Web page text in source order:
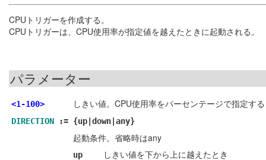
CPUトリガーを作成する。
CPUトリガーは、CPU使用率が指定値を越えたときに起動される。
パラメーター
<1-100> しきい値。CPU使用率をパーセンテージで指定する
DIRECTION := {up|down|any}
起動条件。省略時はany
up しきい値を下から上に越えたとき